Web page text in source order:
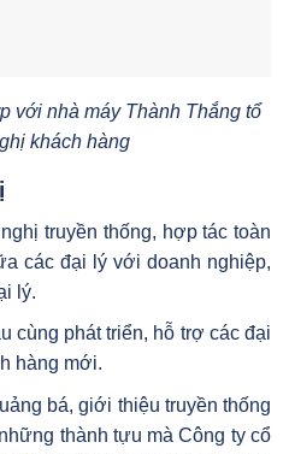
với nhà máy Thành Thắng tổ
khách hàng
truyền thống, hợp tác toàn
các đại lý với doanh nghiệp,
lý.
cùng phát triển, hỗ trợ các đại
hàng mới.
bá, giới thiệu truyền thống
thành tựu mà Công ty cổ